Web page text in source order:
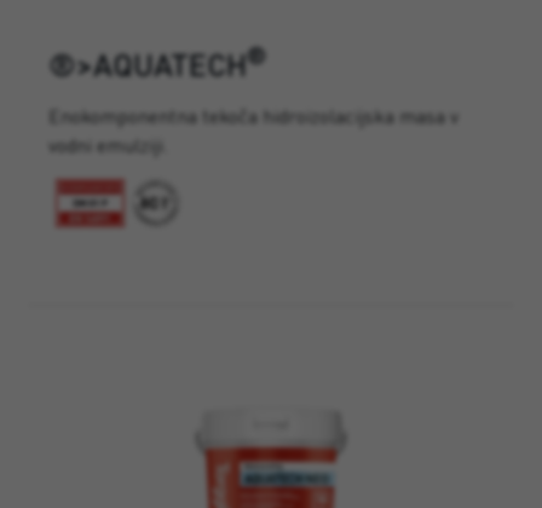
®>AQUATECH®
Enokomponentna tekoča hidroizolacijska masa v
vodni emulziji.